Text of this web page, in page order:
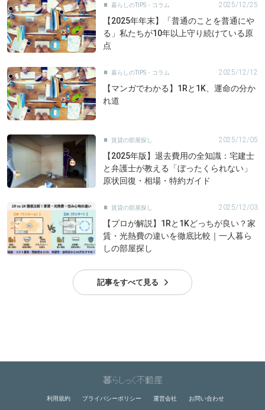
暮らしのTIPS・コラム 2025/12/25
【2025年年末】「普通のことを普通にや
る」私たちが10年以上守り続けている原
点
暮らしのTIPS・コラム 2025/12/12
【マンガでわかる】1Rと1K、運命の分か
れ道
賃貸の部屋探し 2025/12/05
【2025年版】退去費用の全知識：宅建士
と弁護士が教える「ぼったくられない」
原状回復・相場・特約ガイド
賃貸の部屋探し 2025/12/03
【プロが解説】1Rと1Kどっちが良い？家
賃・光熱費の違いを徹底比較｜一人暮ら
しの部屋探し
記事をすべて見る
利用規約 プライバシーポリシー 運営会社 お問い合わせ